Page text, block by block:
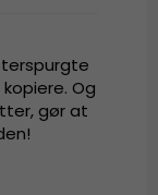
Og
gør at